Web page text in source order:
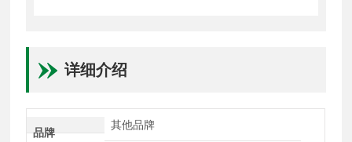
详细介绍
品牌
其他品牌